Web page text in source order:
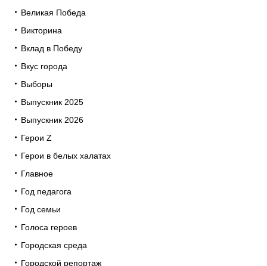
Великая Победа
Викторина
Вклад в Победу
Вкус города
Выборы
Выпускник 2025
Выпускник 2026
Герои Z
Герои в белых халатах
Главное
Год педагога
Год семьи
Голоса героев
Городская среда
Городской репортаж